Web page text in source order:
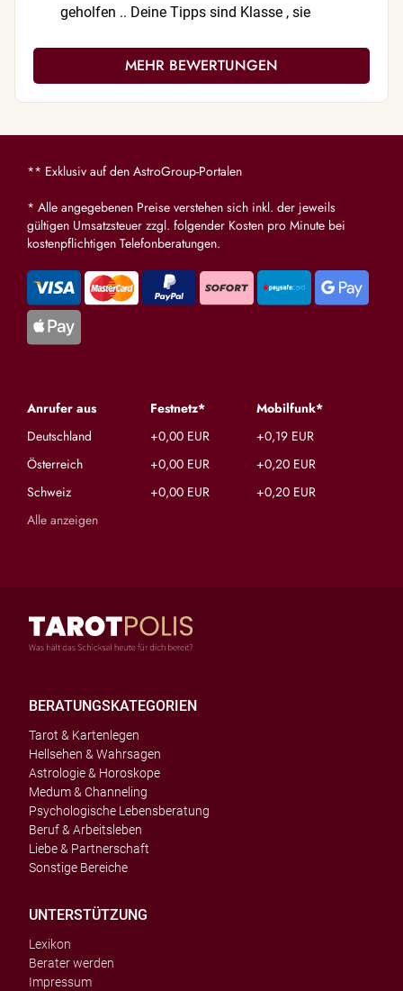
geholfen .. Deine Tipps sind Klasse , sie
einfach Wundervoll und Unübertrefflich .. Ich
kann dich jedem Ratsuchenden von Herzen
empfehlen... Danke für die wertvollen und
MEHR BEWERTUNGEN
** Exklusiv auf den AstroGroup-Portalen
* Alle angegebenen Preise verstehen sich inkl. der jeweils
gültigen Umsatzsteuer zzgl. folgender Kosten pro Minute bei
kostenpflichtigen Telefonberatungen.
Anrufer aus Festnetz*
Mobilfunk*
Deutschland
+0,00 EUR
+0,19 EUR
Österreich
+0,00 EUR
+0,20 EUR
Schweiz
+0,00 EUR
+0,20 EUR
Alle anzeigen
BERATUNGSKATEGORIEN
Tarot & Kartenlegen
Hellsehen & Wahrsagen
Astrologie & Horoskope
Medum & Channeling
Psychologische Lebensberatung
Beruf & Arbeitsleben
Liebe & Partnerschaft
Sonstige Bereiche
UNTERSTÜTZUNG
Lexikon
Berater werden
Impressum